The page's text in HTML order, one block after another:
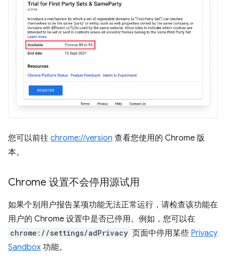
您可以前往 chrome://version 查看您使用的 Chrome 版
本。
Chrome 设置不会停用源试用
如果个别用户报告某项功能无法正常运行，请检查该功能在
用户的 Chrome 设置中是否已停用。例如，您可以在
chrome://settings/adPrivacy 页面中停用某些 Privacy
Sandbox 功能。